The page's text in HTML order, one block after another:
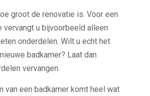
groot de renovatie is. Voor een
vervangt u bijvoorbeeld alleen
onderdelen. Wilt u echt het
badkamer? Laat dan
vervangen.
van een badkamer komt heel wat